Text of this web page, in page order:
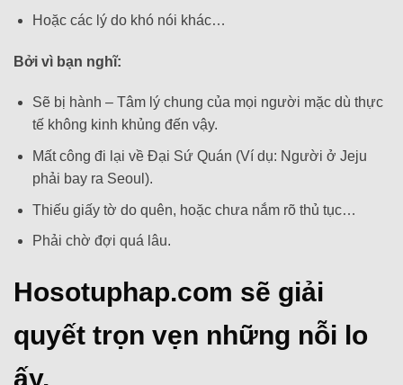
Hoặc các lý do khó nói khác…
Bởi vì bạn nghĩ:
Sẽ bị hành – Tâm lý chung của mọi người mặc dù thực
tế không kinh khủng đến vậy.
Mất công đi lại về Đại Sứ Quán (Ví dụ: Người ở Jeju
phải bay ra Seoul).
Thiếu giấy tờ do quên, hoặc chưa nắm rõ thủ tục…
Phải chờ đợi quá lâu.
Hosotuphap.com sẽ giải
quyết trọn vẹn những nỗi lo
ấy.